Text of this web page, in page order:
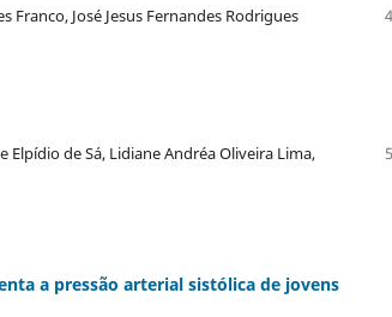
Franco, José Jesus Fernandes Rodrigues
Elpídio de Sá, Lidiane Andréa Oliveira Lima,
a pressão arterial sistólica de jovens